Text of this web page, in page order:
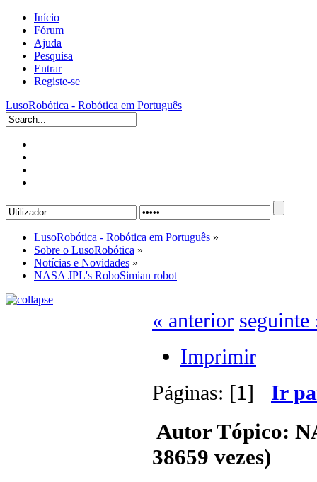
Início
Fórum
Ajuda
Pesquisa
Entrar
Registe-se
LusoRobótica - Robótica em Português
LusoRobótica - Robótica em Português »
Sobre o LusoRobótica »
Notícias e Novidades »
NASA JPL's RoboSimian robot
« anterior seguinte
Imprimir
Páginas: [1] Ir
AutorTópico:
38659 vezes)